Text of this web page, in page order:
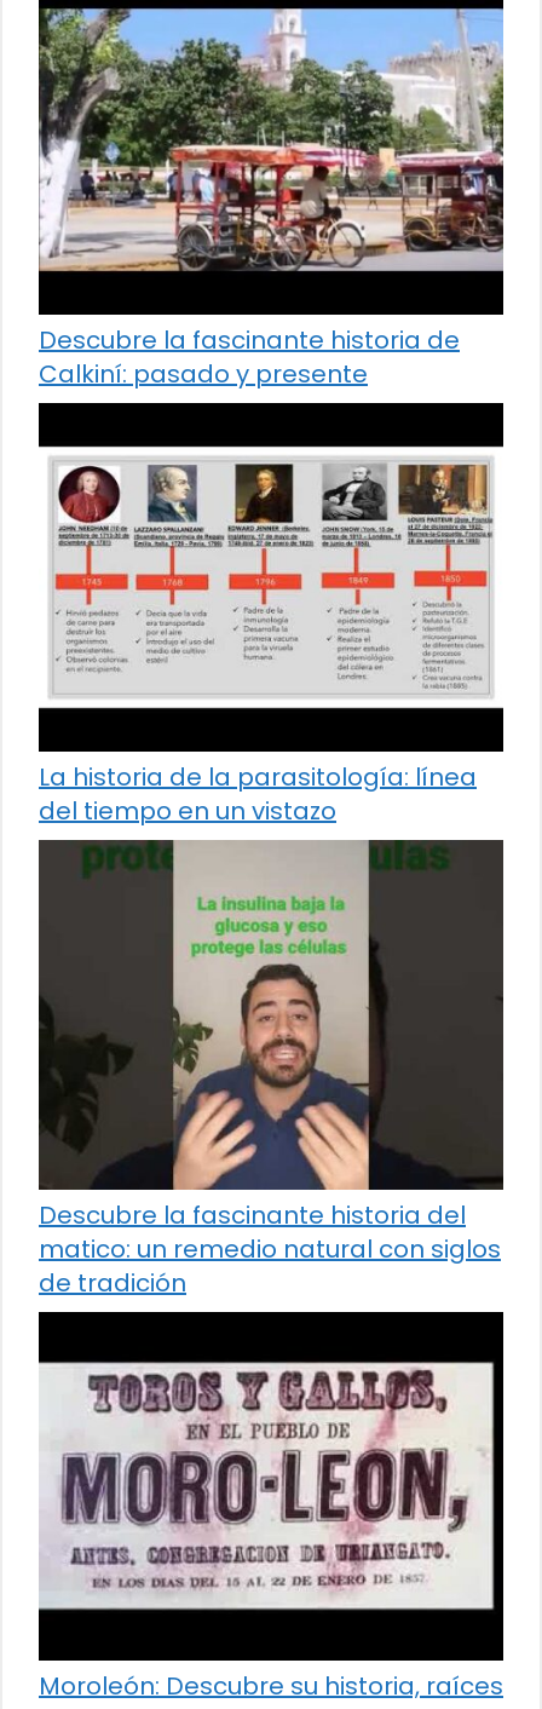
Descubre la fascinante historia de
Calkiní: pasado y presente
La historia de la parasitología: línea
del tiempo en un vistazo
Descubre la fascinante historia del
matico: un remedio natural con siglos
de tradición
Moroleón: Descubre su historia, raíces